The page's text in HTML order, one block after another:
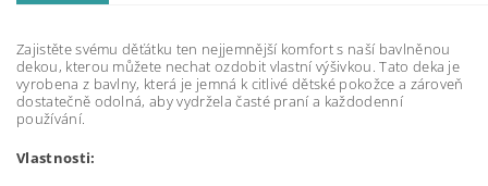
Zajistěte svému děťátku ten nejjemnější komfort s naší bavlněnou
dekou, kterou můžete nechat ozdobit vlastní výšivkou. Tato deka je
vyrobena z bavlny, která je jemná k citlivé dětské pokožce a zároveň
dostatečně odolná, aby vydržela časté praní a každodenní
používání.
Vlastnosti: